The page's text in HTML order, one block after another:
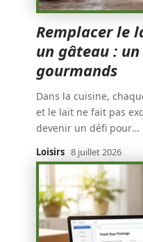
Remplacer le
un gâteau :
gourmands
Dans la cuisine,
et le lait ne fait pas
devenir un défi pour…
Loisirs 8 juillet 2026